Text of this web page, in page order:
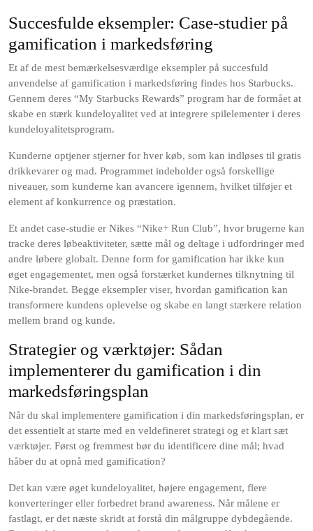
Succesfulde eksempler: Case-studier på
gamification i markedsføring
Et af de mest bemærkelsesværdige eksempler på succesfuld
anvendelse af gamification i markedsføring findes hos Starbucks.
Gennem deres “My Starbucks Rewards” program har de formået at
skabe en stærk kundeloyalitet ved at integrere spilelementer i deres
kundeloyalitetsprogram.
Kunderne optjener stjerner for hver køb, som kan indløses til gratis
drikkevarer og mad. Programmet indeholder også forskellige
niveauer, som kunderne kan avancere igennem, hvilket tilføjer et
element af konkurrence og præstation.
Et andet case-studie er Nikes “Nike+ Run Club”, hvor brugerne kan
tracke deres løbeaktiviteter, sætte mål og deltage i udfordringer med
andre løbere globalt. Denne form for gamification har ikke kun
øget engagementet, men også forstærket kundernes tilknytning til
Nike-brandet. Begge eksempler viser, hvordan gamification kan
transformere kundens oplevelse og skabe en langt stærkere relation
mellem brand og kunde.
Strategier og værktøjer: Sådan
implementerer du gamification i din
markedsføringsplan
Når du skal implementere gamification i din markedsføringsplan, er
det essentielt at starte med en veldefineret strategi og et klart sæt
værktøjer. Først og fremmest bør du identificere dine mål; hvad
håber du at opnå med gamification?
Det kan være øget kundeloyalitet, højere engagement, flere
konverteringer eller forbedret brand awareness. Når målene er
fastlagt, er det næste skridt at forstå din målgruppe dybdegående.